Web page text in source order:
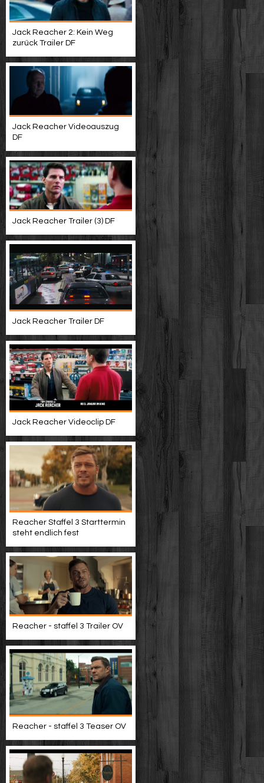
Jack Reacher 2: Kein Weg
zurück Trailer DF
Jack Reacher Videoauszug
DF
Jack Reacher Trailer (3) DF
Jack Reacher Trailer DF
Jack Reacher Videoclip DF
Reacher Staffel 3 Starttermin
steht endlich fest
Reacher - staffel 3 Trailer OV
Reacher - staffel 3 Teaser OV